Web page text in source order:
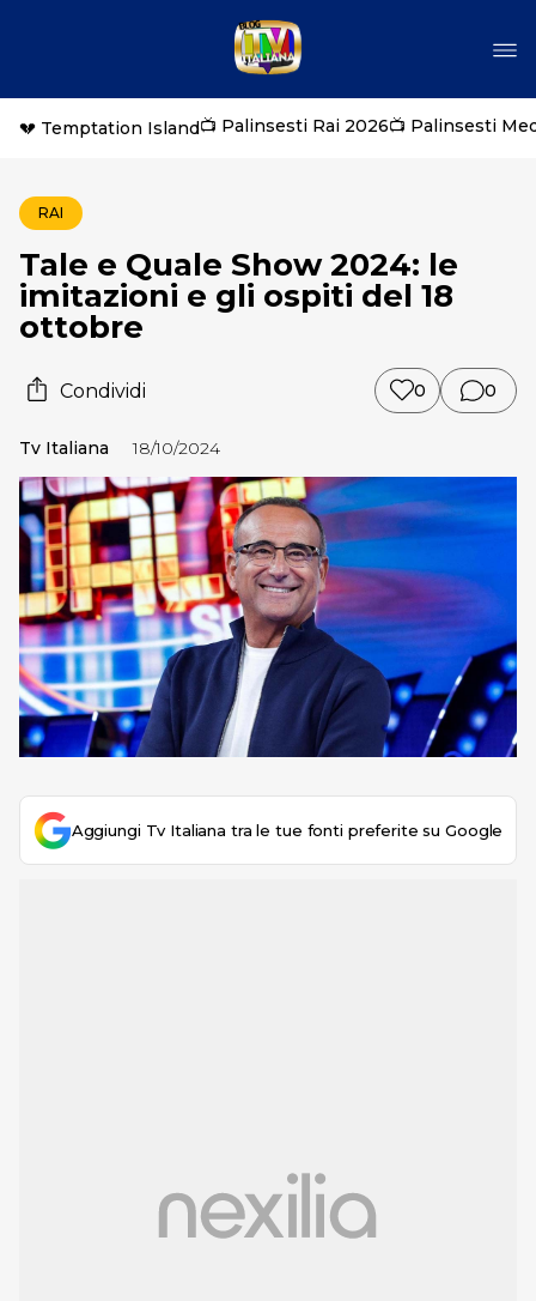
💔 Temptation Island📺 Palinsesti Rai 2026📺 Palinsesti
RAI
Tale e Quale Show 2024: le
imitazioni e gli ospiti del 18
ottobre
Condividi 0 0
Tv Italiana 18/10/2024
Aggiungi Tv Italiana tra le tue fonti preferite su Google